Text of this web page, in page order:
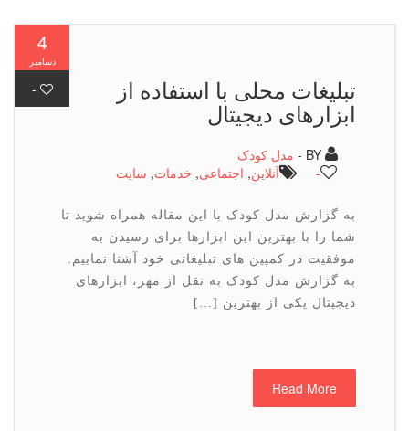
تبلیغات محلی با استفاده از
ابزارهای دیجیتال
مدل کودک
آنلاین ,اجتماعی ,خدمات, سایت
به گزارش مدل کودک با این مقاله همراه شوید تا
شما را با بهترین این ابزارها برای رسیدن به
موفقیت در کمپین های تبلیغاتی خود آشنا نماییم.
به گزارش مدل کودک به نقل از مهر، ابزارهای
دیجیتال یکی از بهترین […]
Read More